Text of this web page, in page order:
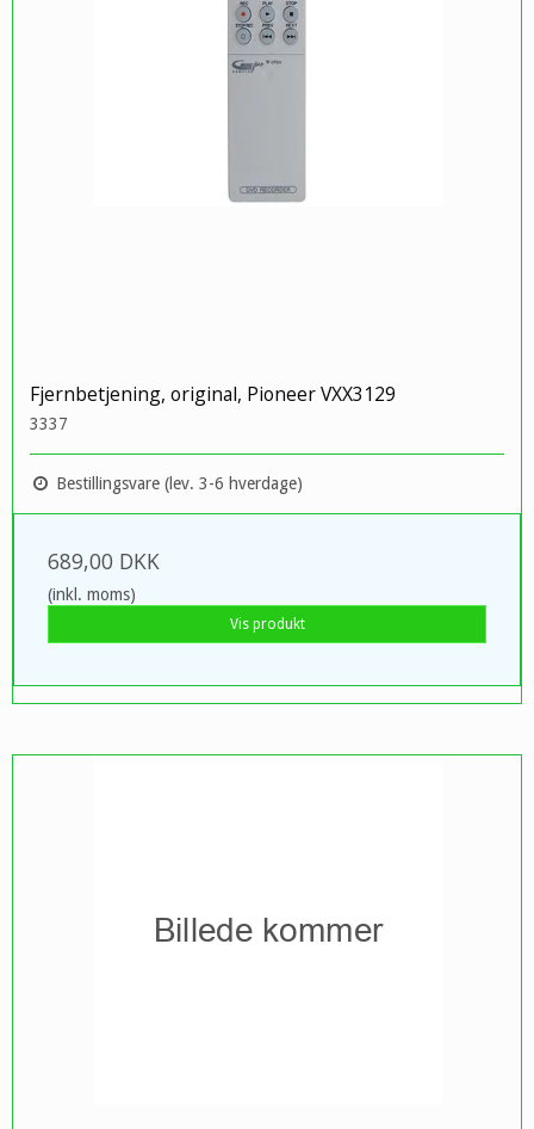
Fjernbetjening, original, Pioneer VXX3129
3337
Bestillingsvare (lev. 3-6 hverdage)
689,00 DKK
(inkl. moms)
Vis produkt